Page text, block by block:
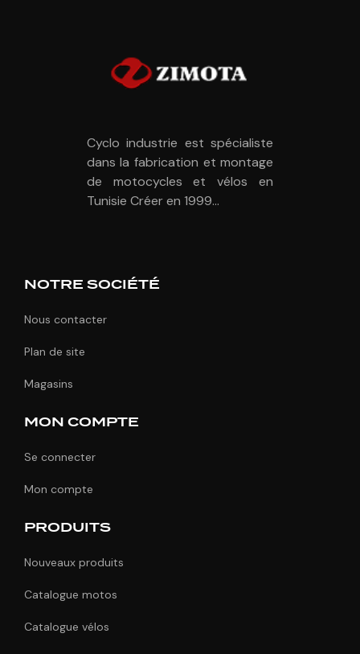
Cyclo industrie est spécialiste
dans la fabrication et montage
de motocycles et vélos en
Tunisie Créer en 1999...
NOTRE SOCIÉTÉ
Nous contacter
Plan de site
Magasins
MON COMPTE
Se connecter
Mon compte
PRODUITS
Nouveaux produits
Catalogue motos
Catalogue vélos